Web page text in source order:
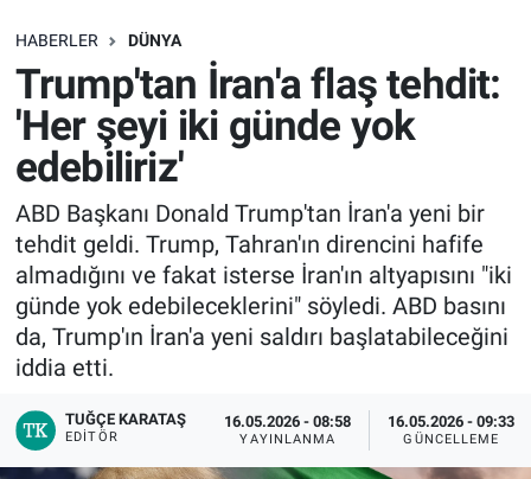
HABERLER DÜNYA
Trump'tan İran'a flaş tehdit:
'Her şeyi iki günde yok
edebiliriz'
ABD Başkanı Donald Trump'tan İran'a yeni bir
tehdit geldi. Trump, Tahran'ın direncini hafife
almadığını ve fakat isterse İran'ın altyapısını "iki
günde yok edebileceklerini" söyledi. ABD basını
da, Trump'ın İran'a yeni saldırı başlatabileceğini
iddia etti.
TUĞÇE KARATAŞ
EDITÖR
16.05.2026 - 08:58
YAYINLANMA
16.05.2026 - 09:33
GÜNCELLEME
SAĞLIK
EKONOMİ
EĞİTİM
ÖZEL HABER
Keşfet
ASTROLOJİ
MANŞET
RESMİ İLANLAR